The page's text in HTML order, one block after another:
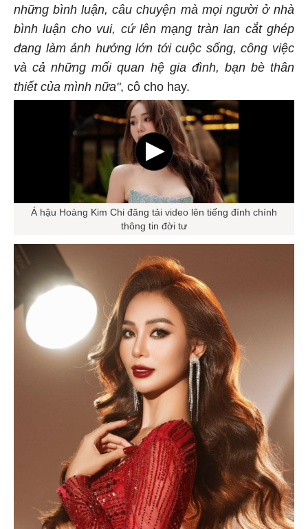
những bình luận, câu chuyện mà mọi người ở nhà
bình luận cho vui, cứ lên mạng tràn lan cắt ghép
đang làm ảnh hưởng lớn tới cuộc sống, công việc
và cả những mối quan hệ gia đình, bạn bè thân
thiết của mình nữa", cô cho hay.
Á hậu Hoàng Kim Chi đăng tải video lên tiếng đính chính
thông tin đời tư